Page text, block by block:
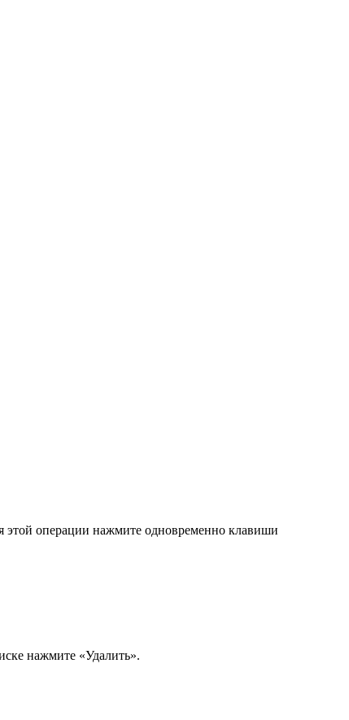
этой операции нажмите одновременно клавиши
нажмите «Удалить».